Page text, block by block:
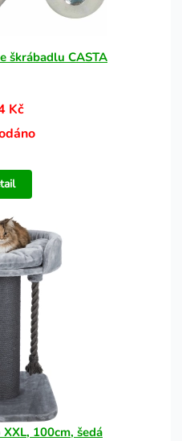
škrábadlu CASTA
Kč
100cm, šedá